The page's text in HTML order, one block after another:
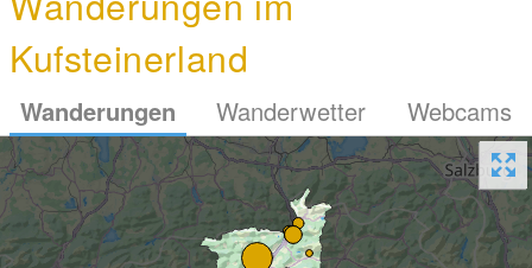
Kufsteinerland
Wanderungen Wanderwetter Webcams